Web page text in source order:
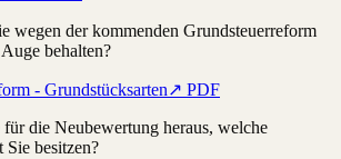
wegen der kommenden Grundsteuerreform
behalten?
- Grundstücksarten↗ PDF
die Neubewertung heraus, welche
Sie besitzen?